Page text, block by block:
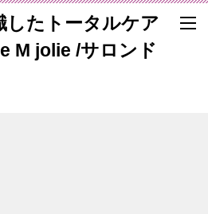
したトータルケア
M jolie /サロンド